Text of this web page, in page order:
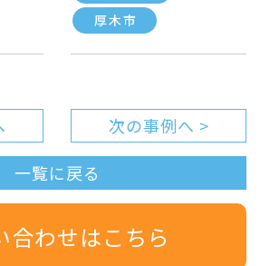
厚木市
次の事例へ >
一覧に戻る
合わせはこちら